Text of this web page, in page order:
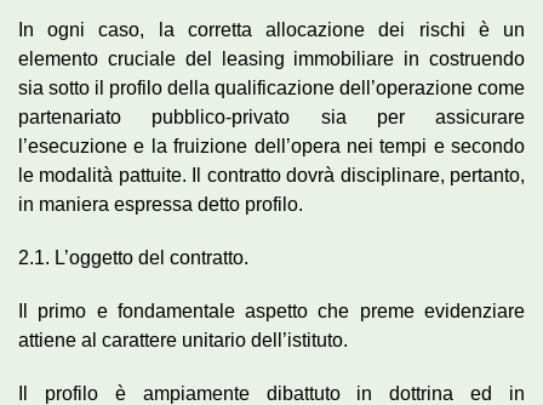
In ogni caso, la corretta allocazione dei rischi è un
elemento cruciale del leasing immobiliare in costruendo
sia sotto il profilo della qualificazione dell’operazione come
partenariato pubblico-privato sia per assicurare
l’esecuzione e la fruizione dell’opera nei tempi e secondo
le modalità pattuite. Il contratto dovrà disciplinare, pertanto,
in maniera espressa detto profilo.
2.1. L’oggetto del contratto.
Il primo e fondamentale aspetto che preme evidenziare
attiene al carattere unitario dell’istituto.
Il profilo è ampiamente dibattuto in dottrina ed in